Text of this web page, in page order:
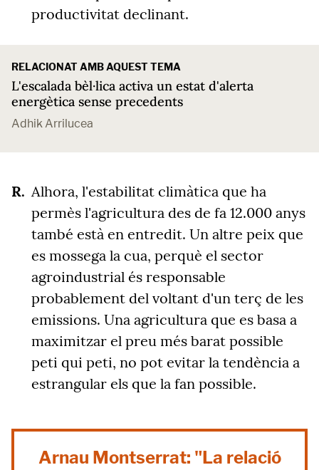
productivitat declinant.
RELACIONAT AMB AQUEST TEMA
L'escalada bèl·lica activa un estat d'alerta
energètica sense precedents
Adhik Arrilucea
Alhora, l'estabilitat climàtica que ha
permès l'agricultura des de fa 12.000 anys
també està en entredit. Un altre peix que
es mossega la cua, perquè el sector
agroindustrial és responsable
probablement del voltant d'un terç de les
emissions. Una agricultura que es basa a
maximitzar el preu més barat possible
peti qui peti, no pot evitar la tendència a
estrangular els que la fan possible.
Arnau Montserrat: "La relació